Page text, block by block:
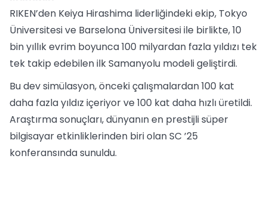
RIKEN’den Keiya Hirashima liderliğindeki ekip, Tokyo
Üniversitesi ve Barselona Üniversitesi ile birlikte, 10
bin yıllık evrim boyunca 100 milyardan fazla yıldızı tek
tek takip edebilen ilk Samanyolu modeli geliştirdi.
Bu dev simülasyon, önceki çalışmalardan 100 kat
daha fazla yıldız içeriyor ve 100 kat daha hızlı üretildi.
Araştırma sonuçları, dünyanın en prestijli süper
bilgisayar etkinliklerinden biri olan SC ’25
konferansında sunuldu.